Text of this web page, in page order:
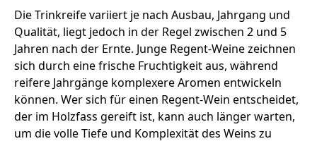
Die Trinkreife variiert je nach Ausbau, Jahrgang und
Qualität, liegt jedoch in der Regel zwischen 2 und 5
Jahren nach der Ernte. Junge Regent-Weine zeichnen
sich durch eine frische Fruchtigkeit aus, während
reifere Jahrgänge komplexere Aromen entwickeln
können. Wer sich für einen Regent-Wein entscheidet,
der im Holzfass gereift ist, kann auch länger warten,
um die volle Tiefe und Komplexität des Weins zu